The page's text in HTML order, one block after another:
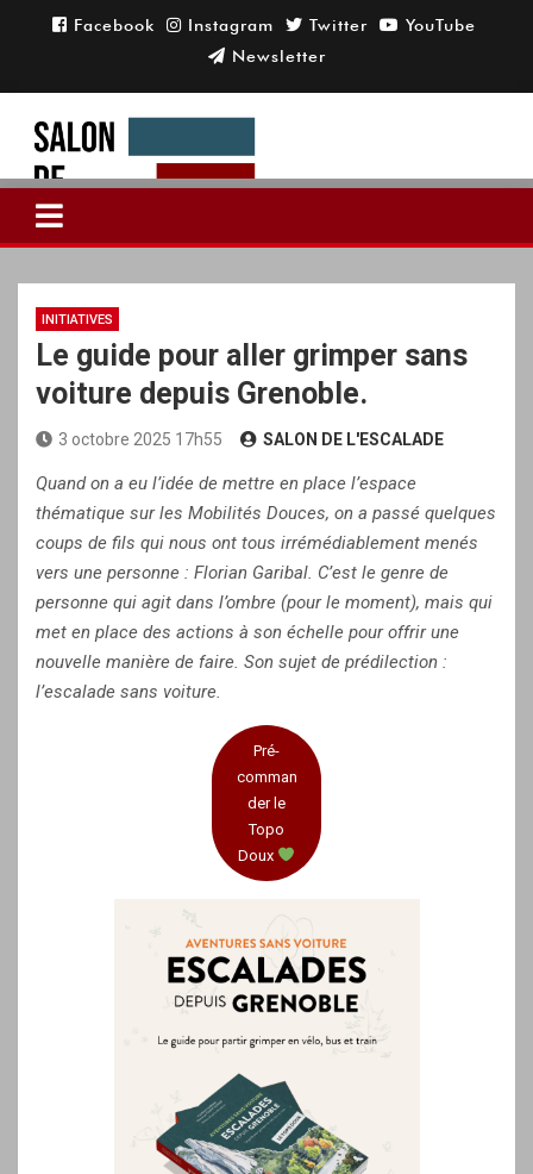
INITIATIVES
Le guide pour aller grimper sans
voiture depuis Grenoble.
3 octobre 2025 17h55 SALON DE L'ESCALADE
Quand on a eu l’idée de mettre en place l’espace
thématique sur les Mobilités Douces, on a passé quelques
coups de fils qui nous ont tous irrémédiablement menés
vers une personne : Florian Garibal. C’est le genre de
personne qui agit dans l’ombre (pour le moment), mais qui
met en place des actions à son échelle pour offrir une
nouvelle manière de faire. Son sujet de prédilection :
l’escalade sans voiture.
Pré-
comman
der le
Topo
Doux